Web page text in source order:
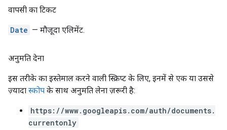
वापसी का टिकट
Date — मौजूदा एलिमेंट.
अनुमति देना
इस तरीके का इस्तेमाल करने वाली स्क्रिप्ट के लिए, इनमें से एक या उससे
ज़्यादा स्कोप के साथ अनुमति लेना ज़रूरी है:
https://www.googleapis.com/auth/documents.
currentonly